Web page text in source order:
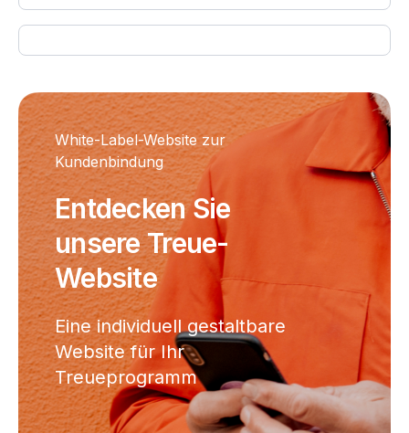
White-Label-Website zur
Kundenbindung
Entdecken Sie
unsere Treue-
Website
Eine individuell gestaltbare
Website für Ihr
Treueprogramm